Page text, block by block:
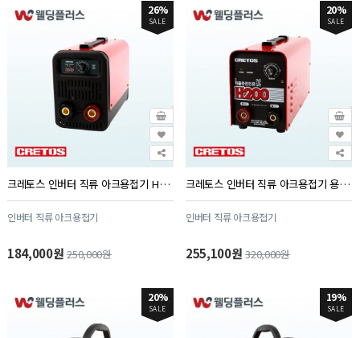
26%
SALE
크레토스 인버터 직류 아크용접기 H160 (1대/PK)
인버터 직류 아크용접기
184,000원250,000원
20%
SALE
크레토스 인버터 직류 아크용접기 용접기 H200 (1대/PK)
인버터 직류 아크용접기
255,100원320,000원
20%
SALE
19%
SALE